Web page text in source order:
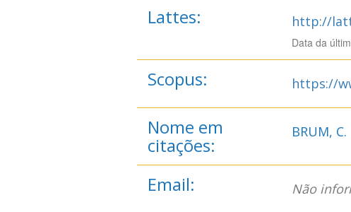
Lattes: http://
Data da
Scopus: https://
Nome em
citações:
BRUM, C.
Email: Não